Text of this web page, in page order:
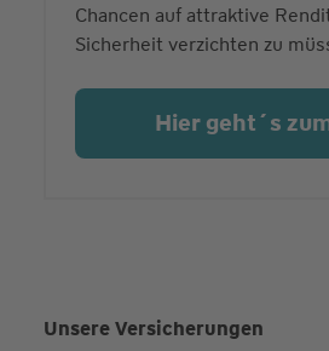
Chancen auf attraktive
Sicherheit verzichten zu
Hier geht´s
Unsere Versicherungen